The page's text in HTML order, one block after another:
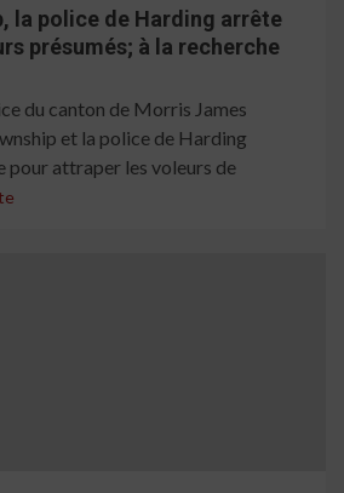
la police de Harding arrête
présumés; à la recherche
du canton de Morris James
et la police de Harding
pour attraper les voleurs de